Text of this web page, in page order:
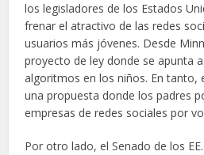
los legisladores de los Estados
frenar el atractivo de las redes
usuarios más jóvenes. Desde
proyecto de ley donde se apunta
algoritmos en los niños. En tanto,
una propuesta donde los padres
empresas de redes sociales por
Por otro lado, el Senado de los